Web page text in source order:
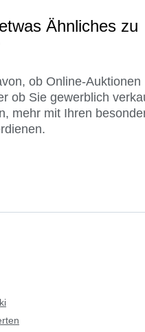
Ähnliches zu
ob Online-Auktionen
ob Sie gewerblich
mehr mit Ihren